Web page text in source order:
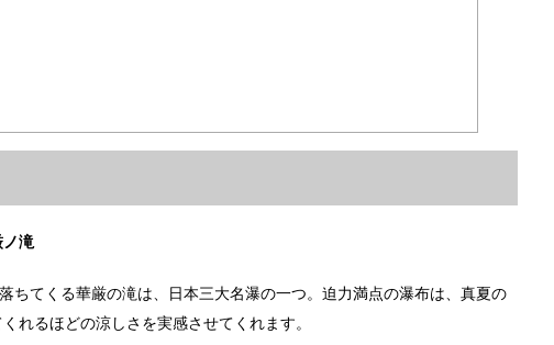
滝
ちてくる華厳の滝は、日本三大名瀑の一つ。迫力満点の瀑布は、真夏の
れるほどの涼しさを実感させてくれます。